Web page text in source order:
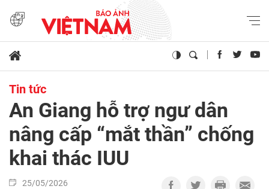
Tin tức
An Giang hỗ trợ ngư dân
nâng cấp “mắt thần” chống
khai thác IUU
25/05/2026